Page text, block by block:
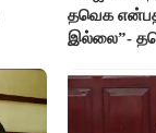
தவெக
இல்லை”-